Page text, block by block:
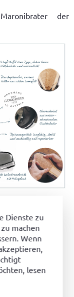
Dienste zu
machen
Wenn
lesen
der